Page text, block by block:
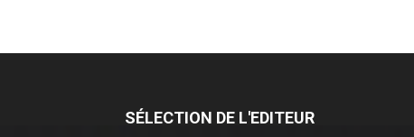
SÉLECTION DE L'EDITEUR